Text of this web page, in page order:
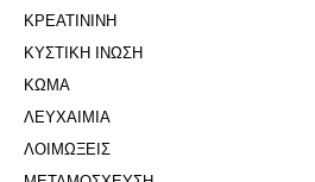
ΚΡΕΑΤΙΝΙΝΗ
ΚΥΣΤΙΚΗ ΙΝΩΣΗ
ΚΩΜΑ
ΛΕΥΧΑΙΜΙΑ
ΛΟΙΜΩΞΕΙΣ